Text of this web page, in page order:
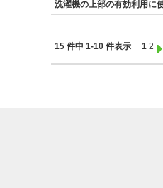
洗濯機の上部の有効利用に
15 件中 1-10 件表示 1 2